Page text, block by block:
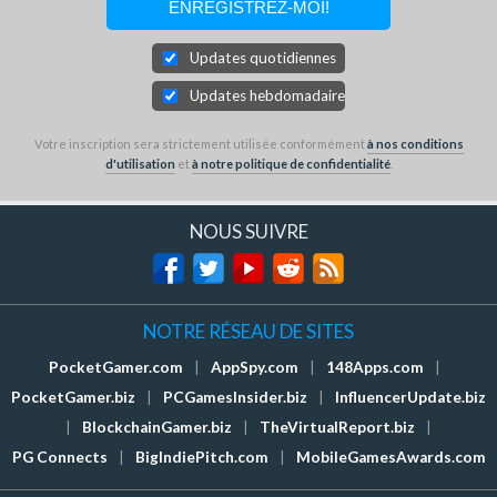
Updates quotidiennes
Updates hebdomadaires
Votre inscription sera strictement utilisée conformémentà nos conditions
d'utilisation età notre politique de confidentialité.
NOUS SUIVRE
NOTRE RÉSEAU DE SITES
PocketGamer.com AppSpy.com 148Apps.com
PocketGamer.biz
PCGamesInsider.biz
InfluencerUpdate.biz
BlockchainGamer.biz TheVirtualReport.biz
PG Connects
BigIndiePitch.com MobileGamesAwards.com